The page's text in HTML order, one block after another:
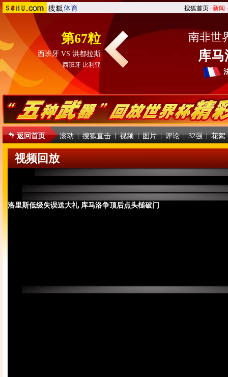
搜狐首页-新闻 -
第67粒
西班牙 VS 洪都拉斯
西班牙 比利亚
南非世
库
返回首页 滚动 | 搜狐直击 | 视频 | 图片 | 评论 | 32强 | 花絮
视频回放
洛里斯低级失误送大礼 库马洛争顶后点头槌破门